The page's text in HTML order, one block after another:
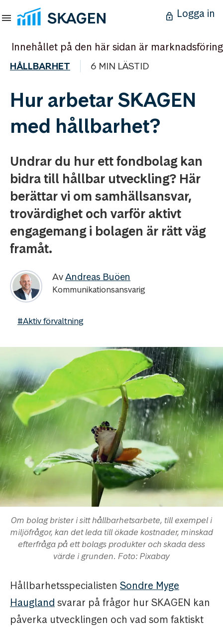
Logga in
Innehållet på den här sidan är marknadsföring
HÅLLBARHET 6 MIN LÄSTID
Hur arbetar SKAGEN
med hållbarhet?
Undrar du hur ett fondbolag kan
bidra till hållbar utveckling? Här
berättar vi om samhällsansvar,
trovärdighet och varför aktivt
engagemang i bolagen är rätt väg
framåt.
AvAndreas Buöen
Kommunikationsansvarig
#Aktiv förvaltning
Om bolag brister i sitt hållbarhetsarbete, till exempel i
miljöfrågor, kan det leda till ökade kostnader, minskad
efterfråga på ett bolags produkter och skada dess
värde i grunden. Foto: Pixabay
Hållbarhetsspecialisten Sondre Myge
Haugland svarar på frågor hur SKAGEN kan
påverka utvecklingen och vad som faktiskt